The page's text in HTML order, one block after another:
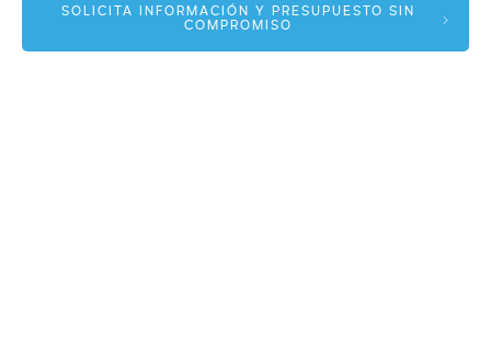
SOLICITA INFORMACIÓN Y PRESUPUESTO SIN
COMPROMISO